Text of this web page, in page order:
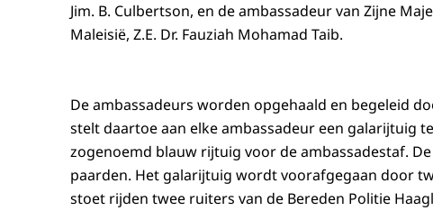
Jim. B. Culbertson, en de ambassadeur van Zijne
Maleisië, Z.E. Dr. Fauziah Mohamad Taib.
De ambassadeurs worden opgehaald en begeleid
stelt daartoe aan elke ambassadeur een galarijtuig
zogenoemd blauw rijtuig voor de ambassadestaf.
paarden. Het galarijtuig wordt voorafgegaan door
stoet rijden twee ruiters van de Bereden Politie